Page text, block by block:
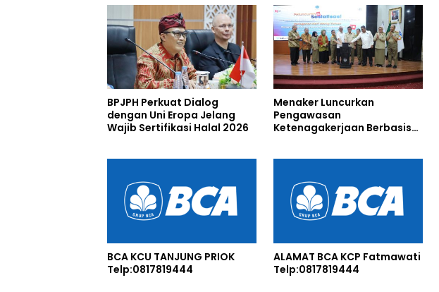
BPJPH Perkuat Dialog
dengan Uni Eropa Jelang
Wajib Sertifikasi Halal 2026
Menaker Luncurkan
Pengawasan
Ketenagakerjaan Berbasis
BCA KCU TANJUNG PRIOK
Telp:0817819444
ALAMAT BCA KCP Fatmawati
Telp:0817819444